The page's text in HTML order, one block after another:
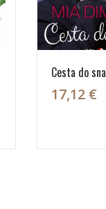
Cesta do sna
17,12 €